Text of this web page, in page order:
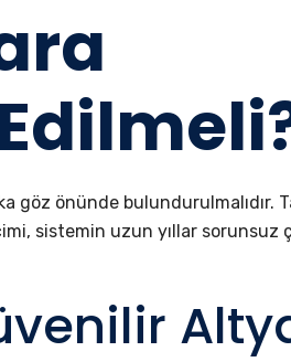
göz önünde bulundurulmalıdır.
sistemin uzun yıllar sorunsuz